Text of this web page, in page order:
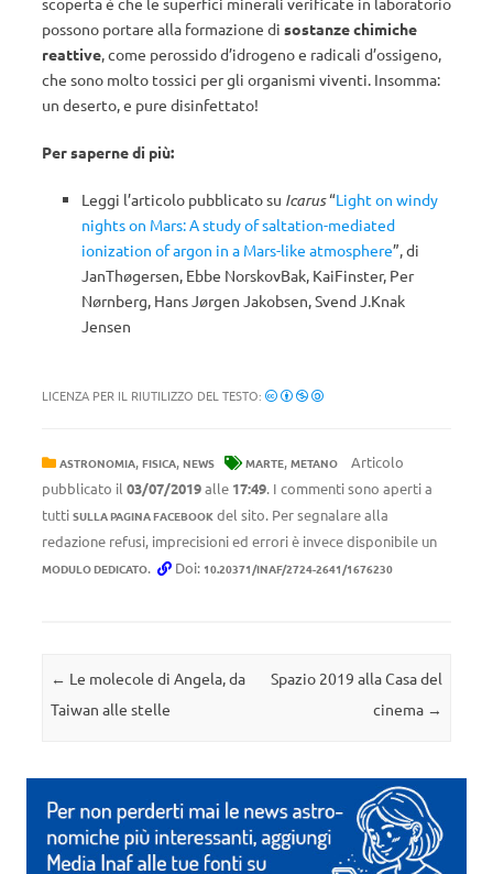
possono portare alla formazione di sostanze chimiche
reattive, come perossido d’idrogeno e radicali d’ossigeno,
che sono molto tossici per gli organismi viventi. Insomma:
un deserto, e pure disinfettato!
Per saperne di più:
Leggi l’articolo pubblicato su Icarus“Light on windy
nights on Mars: A study of saltation-mediated
ionization of argon in a Mars-like atmosphere”, di
JanThøgersen, Ebbe NorskovBak, KaiFinster, Per
Nørnberg, Hans Jørgen Jakobsen, Svend J.Knak
Jensen
LICENZA PER IL RIUTILIZZO DEL TESTO:
ASTRONOMIA, FISICA, NEWS MARTE, METANO
Articolo
pubblicato il 03/07/2019alle 17:49. I commenti sono aperti a
tutti SULLA PAGINA FACEBOOK del sito. Per segnalare alla
redazione refusi, imprecisioni ed errori è invece disponibile un
MODULO DEDICATO. Doi: 10.20371/INAF/2724-2641/1676230
Navigazione articolo
← Le molecole di Angela, da
Taiwan alle stelle
Spazio 2019 alla Casa del
cinema →